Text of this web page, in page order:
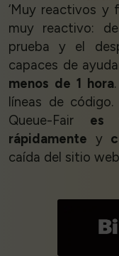
‘Muy reactivos y
muy reactivo:
prueba y el
capaces de
menos de 1 hora
líneas de código.
Queue-Fair es
rápidamente y
caída del sitio